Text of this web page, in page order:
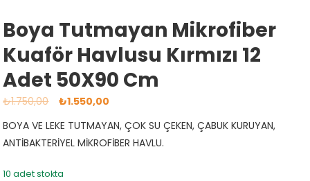
Boya Tutmayan Mikrofiber
Kuaför Havlusu Kırmızı 12
Adet 50X90 Cm
₺1.750,00
Orijinal
₺1.750,00.
₺1.550,00
fiyat:
BOYA VE LEKE TUTMAYAN, ÇOK SU ÇEKEN, ÇABUK KURUYAN,
ANTİBAKTERİYEL MİKROFİBER HAVLU.
10 adet stokta